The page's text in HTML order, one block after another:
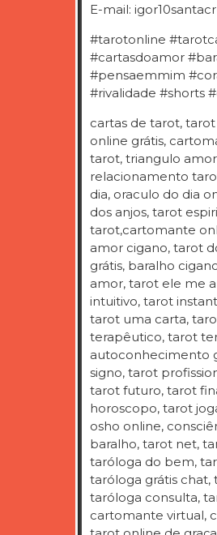
E-mail:
#tarotonline
#cartasdoamor
#pensaemmim
#rivalidade #shorts
cartas de tarot,
online grátis,
tarot, triangulo
relacionamento
dia, oraculo do dia
dos anjos, tarot
tarot,cartomante
amor cigano, tarot
grátis, baralho
amor, tarot ele me
intuitivo, tarot
tarot uma carta,
terapêutico, tarot
autoconhecimento
signo, tarot
tarot futuro, tarot
horoscopo, tarot
osho online,
baralho, tarot net,
taróloga do bem,
taróloga grátis chat,
taróloga consulta,
cartomante virtual,